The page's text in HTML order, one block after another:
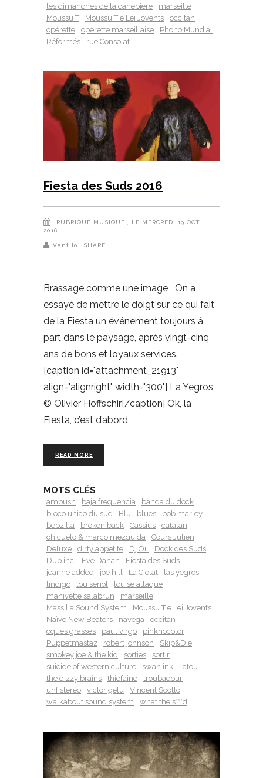
les dimanches de la canebiere
marseille
Moussu T
Moussu T e Lei Jovents
occitan
opérette
operette marseillaise
Phono Mundial
Réformés
rue Consolat
Fiesta des Suds 2016
RUBRIQUE MUSIQUE , LE MERCREDI 19 OCT
2016
Ventilo SHARE
Brassage comme une image On a
essayé de mettre le doigt sur ce qui fait
de la Fiesta un événement toujours à
part dans le paysage, après vingt-cinq
ans de bons et loyaux services.
[caption id="attachment_21913"
align="alignright" width="300"] La Yegros
© Olivier Hoffschir[/caption] Ok, la
Fiesta, c’est d’abord
READ MORE
MOTS CLÉS
ambush baja frequencia
banda du dock
bloco uniao du sud
Blu blues
bob marley
bobzilla
broken back Cassius
catalan
chicuelo & marco mezquida
Cours Julien
Deluxe
dirty appetite Dj Oil
Dock des Suds
Dub inc.
Eve Dahan
Fiesta des Suds
jeanne added
joe hill La Ciotat
las yegros
lindigo
lou seriol
louise attaque
manivette salabrun
marseille
Massilia Sound System
Moussu T e Lei Jovents
Naïve New Beaters
navega
occitan
oques grasses
paul virgo
pinknocolor
Puppetmastaz
robert johnson
Skip&Die
smokey joe & the kid
sorties
sortir
suicide of western culture
swan ink
Tatou
the dizzy brains
thiefaine
troubadour
uhf stereo
victor gelu
Vincent Scotto
walkabout sound system
what the s***d